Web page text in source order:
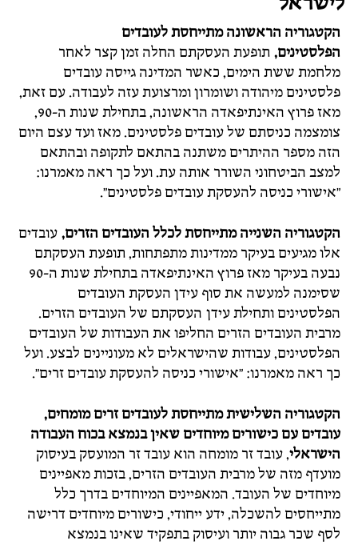
הקטגוריה הראשונה מתייחסת לעובדים
הפלסטינים, תופעת העסקתם החלה זמן קצר לאחר
מלחמת ששת הימים, כאשר המדינה גייסה עובדים
פלסטינים מיהודה ושומרון ומרצועת עזה לעבודה. עם זאת,
מאז פרוץ האינתיפאדה הראשונה, בתחילת שנות ה-90,
צומצמה כניסתם של עובדים פלסטינים. מאז ועד עצם היום
הזה מספר ההיתרים משתנה בהתאם לתקופה ובהתאם
למצב הביטחוני השורר אותה עת. ועל כך ראה מאמרנו:
"אישורי כניסה להעסקת עובדים פלסטינים".
הקטגוריה השנייה מתייחסת לכלל העובדים הזרים, עובדים
אלו מגיעים בעיקר ממדינות מתפתחות, תופעת העסקתם
נבעה בעיקר מאז פרוץ האינתיפאדה בתחילת שנות ה-90
שסימנה למעשה את סוף עידן העסקת העובדים
הפלסטינים ותחילת עידן העסקתם של העובדים הזרים.
מרבית העובדים הזרים החליפו את העבודות של העובדים
הפלסטינים, עבודות שהישראלים לא מעוניינים לבצע. ועל
כך ראה מאמרנו: "אישורי כניסה להעסקת עובדים זרים".
הקטגוריה השלישית מתייחסת לעובדים זרים מומחים,
עובדים עם כישורים מיוחדים שאין בנמצא בכוח העבודה
הישראלי, עובד זר מומחה הוא עובד זר המועסק בעיסוק
מועדף מזה של מרבית העובדים הזרים, בזכות מאפיינים
מיוחדים של העובד. המאפיינים המיוחדים בדרך כלל
מתייחסים להשכלה, ידע ייחודי, כישורים מיוחדים דרישה
לסף שכר גבוה יותר ועיסוק בתפקיד שאינו בנמצא